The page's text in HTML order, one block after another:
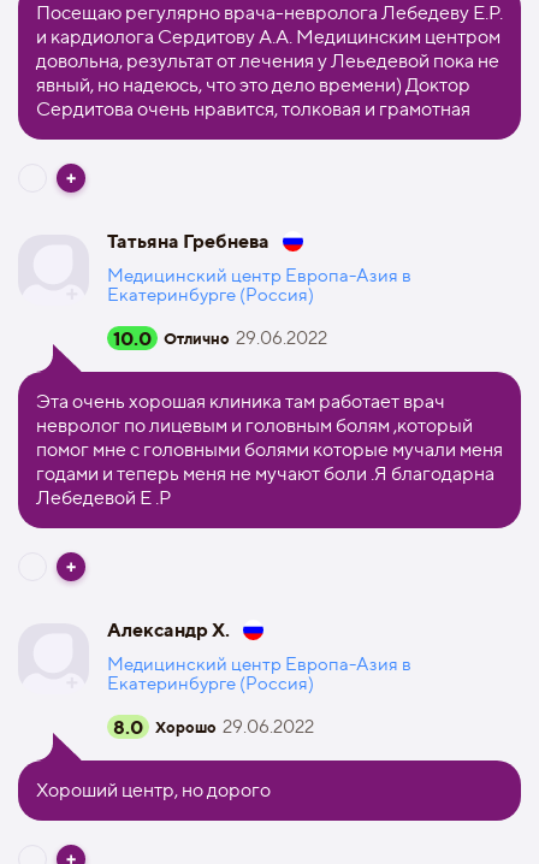
Посещаю регулярно врача-невролога Лебедеву Е.Р.
и кардиолога Сердитову А.А. Медицинским центром
довольна, результат от лечения у Леьедевой пока не
явный, но надеюсь, что это дело времени) Доктор
Сердитова очень нравится, толковая и грамотная
Татьяна Гребнева
Медицинский центр Европа-Азия в
Екатеринбурге (Россия)
10.0 Отлично 29.06.2022
Эта очень хорошая клиника там работает врач
невролог по лицевым и головным болям ,который
помог мне с головными болями которые мучали меня
годами и теперь меня не мучают боли .Я благодарна
Лебедевой Е .Р
Александр Х.
Медицинский центр Европа-Азия в
Екатеринбурге (Россия)
8.0 Хорошо 29.06.2022
Хороший центр, но дорого